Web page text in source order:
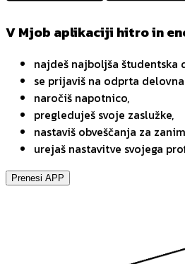
V Mjob aplikaciji hitro in
najdeš najboljša študentska
se prijaviš na odprta
naročiš napotnico,
pregleduješ svoje zaslužke,
nastaviš obveščanja za
urejaš nastavitve svojega
Prenesi APP